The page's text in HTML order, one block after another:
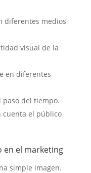
diferentes medios
visual de la
en diferentes
paso del tiempo.
cuenta el público
en el marketing
simple imagen.